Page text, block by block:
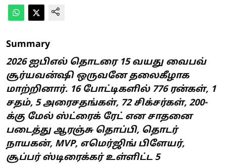
Summary
2026 ஐபிஎல் தொடரை 15 வயது வைபவ்
சூர்யவன்ஷி ஒருவனே தலைகீழாக
மாற்றினார். 16 போட்டிகளில் 776 ரன்கள், 1
சதம், 5 அரைசதங்கள், 72 சிக்சர்கள், 200-
க்கு மேல் ஸ்ட்ரைக் ரேட் என சாதனை
படைத்து ஆரஞ்சு தொப்பி, தொடர்
நாயகன், MVP, எமெர்ஜிங் பிளேயர்,
சூப்பர் ஸ்டிரைக்கர் உள்ளிட்ட 5